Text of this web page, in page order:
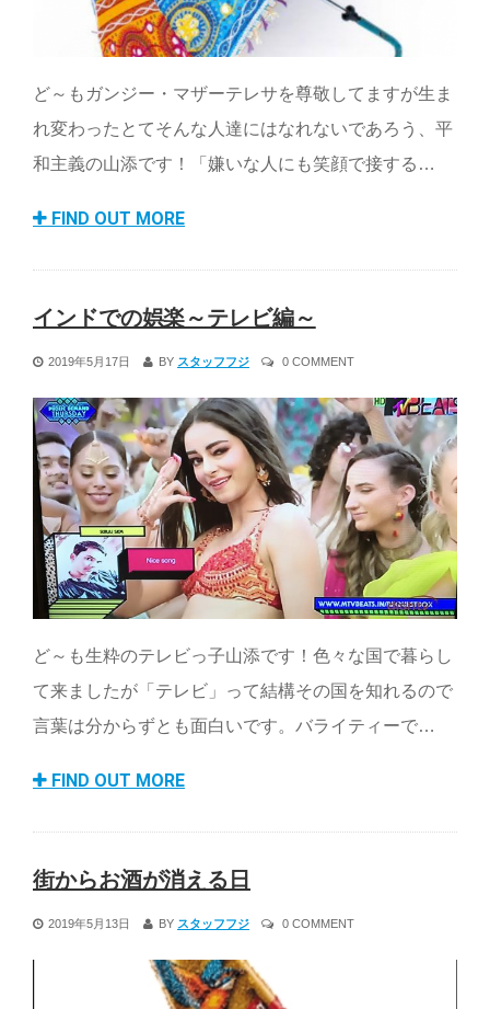
ど～もガンジー・マザーテレサを尊敬してますが生ま
れ変わったとてそんな人達にはなれないであろう、平
和主義の山添です！「嫌いな人にも笑顔で接する…
FIND OUT MORE
インドでの娯楽～テレビ編～
2019年5月17日 BY スタッフフジ 0 COMMENT
ど～も生粋のテレビっ子山添です！色々な国で暮らし
て来ましたが「テレビ」って結構その国を知れるので
言葉は分からずとも面白いです。バライティーで…
FIND OUT MORE
街からお酒が消える日
2019年5月13日 BY スタッフフジ 0 COMMENT